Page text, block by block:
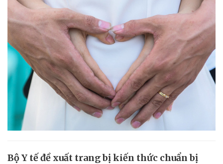
Bộ Y tế đề xuất trang bị kiến thức chuẩn bị